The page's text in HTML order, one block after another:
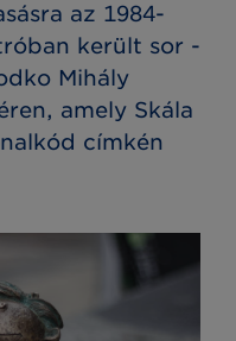
az 1984-
került sor -
Mihály
amely Skála
címkén